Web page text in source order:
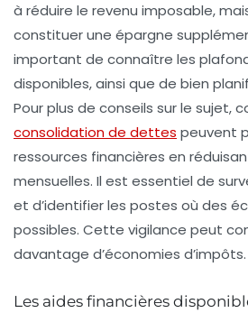
à réduire le revenu imposable,
constituer une épargne
important de connaître les
disponibles, ainsi que de bien
Pour plus de conseils sur le sujet,
consolidation de dettes peuvent
ressources financières en
mensuelles. Il est essentiel de
et d’identifier les postes où des
possibles. Cette vigilance peut
davantage d’économies d’impôts.
Les aides financières